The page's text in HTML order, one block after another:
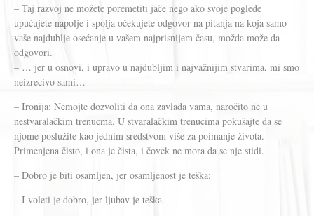
– Taj razvoj ne možete poremetiti jače nego ako svoje poglede
upućujete napolje i spolja očekujete odgovor na pitanja na koja samo
vaše najdublje osećanje u vašem najprisnijem času, možda može da
odgovori.
– … jer u osnovi, i upravo u najdubljim i najvažnijim stvarima, mi smo
neizrecivo sami…
– Ironija: Nemojte dozvoliti da ona zavlada vama, naročito ne u
nestvaralačkim trenucma. U stvaralačkim trenucima pokušajte da se
njome poslužite kao jednim sredstvom više za poimanje života.
Primenjena čisto, i ona je čista, i čovek ne mora da se nje stidi.
– Dobro je biti osamljen, jer osamljenost je teška;
– I voleti je dobro, jer ljubav je teška.